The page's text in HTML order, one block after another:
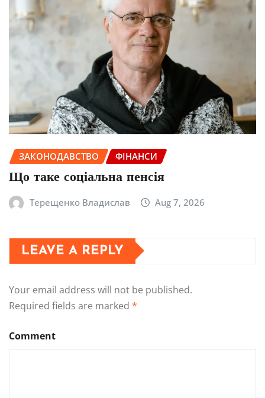
ЗАКОНОДАВСТВО ФІНАНСИ
Що таке соціальна пенсія
Терещенко Владислав Aug 7, 2026
LEAVE A REPLY
Your email address will not be published.
Required fields are marked *
Comment